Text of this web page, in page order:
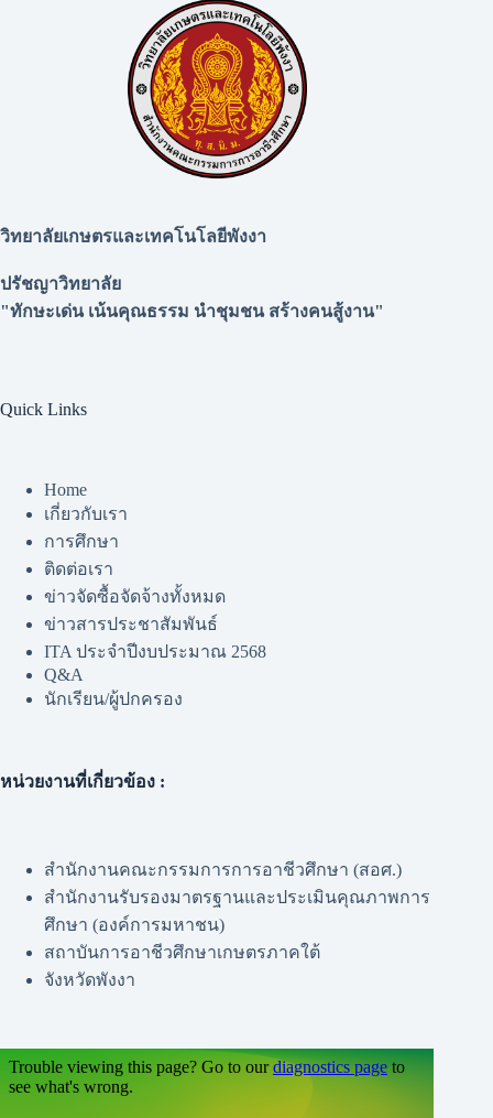
วิทยาลัยเกษตรและเทคโนโลยีพังงา
ปรัชญาวิทยาลัย
"ทักษะเด่น เน้นคุณธรรม นำชุมชน สร้างคนสู้งาน"
Quick Links
Home
เกี่ยวกับเรา
การศึกษา
ติดต่อเรา
ข่าวจัดซื้อจัดจ้างทั้งหมด
ข่าวสารประชาสัมพันธ์
ITA ประจำปีงบประมาณ 2568
Q&A
นักเรียน/ผู้ปกครอง
หน่วยงานที่เกี่ยวข้อง :
สำนักงานคณะกรรมการการอาชีวศึกษา (สอศ.)
สำนักงานรับรองมาตรฐานและประเมินคุณภาพการ
ศึกษา (องค์การมหาชน)
สถาบันการอาชีวศึกษาเกษตรภาคใต้
จังหวัดพังงา